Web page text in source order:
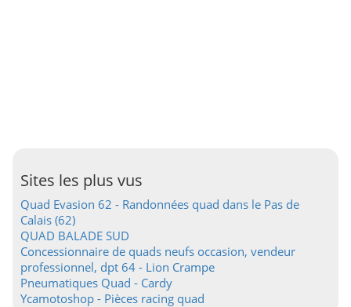
Sites les plus vus
Quad Evasion 62 - Randonnées quad dans le Pas de
Calais (62)
QUAD BALADE SUD
Concessionnaire de quads neufs occasion, vendeur
professionnel, dpt 64 - Lion Crampe
Pneumatiques Quad - Cardy
Ycamotoshop - Pièces racing quad